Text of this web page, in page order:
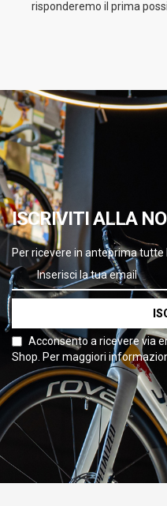
risponderemo il prima
ISCRIVITI ALLA
Per ricevere in anteprima
Acconsento a ricevere via
Shop. Per maggiori